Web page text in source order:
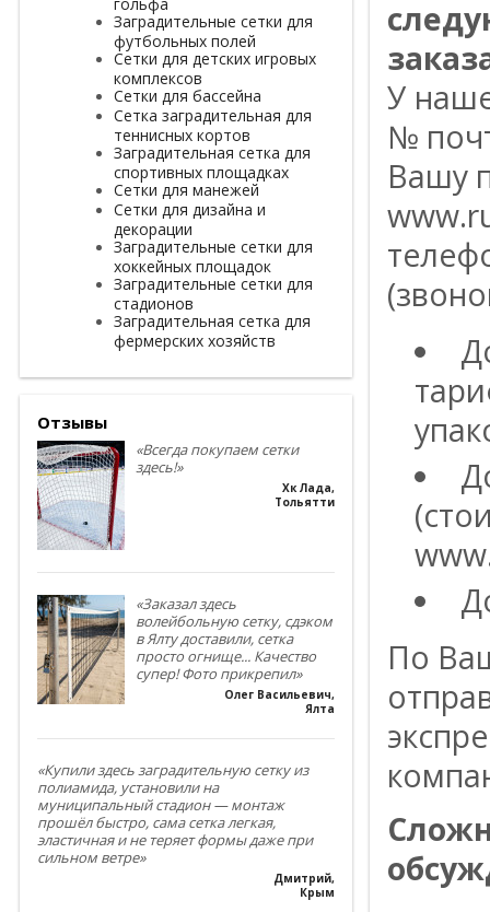
Заградительные сетки для
футбольных полей
Сетки для детских игровых
комплексов
Сетки для бассейна
Сетка заградительная для
теннисных кортов
Заградительная сетка для
спортивных площадках
Сетки для манежей
Сетки для дизайна и
декорации
Заградительные сетки для
хоккейных площадок
Заградительные сетки для
стадионов
Заградительная сетка для
фермерских хозяйств
Отзывы
«Всегда покупаем сетки
здесь!»
Хк Лада,
Тольятти
«Заказал здесь
волейбольную сетку, сдэком
в Ялту доставили, сетка
просто огнище... Качество
супер! Фото прикрепил»
Олег Васильевич,
Ялта
«Купили здесь заградительную сетку из
полиамида, установили на
муниципальный стадион — монтаж
прошёл быстро, сама сетка легкая,
эластичная и не теряет формы даже при
сильном ветре»
Дмитрий,
Крым
У
№
Вашу
По